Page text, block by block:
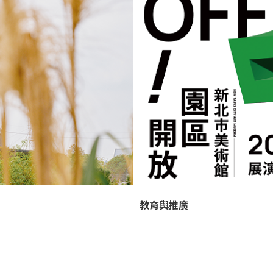
教育與推廣